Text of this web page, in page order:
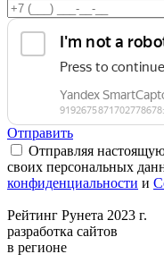
Отправить
Отправляя
своих персональных
конфиденциальности и
Рейтинг Рунета 2023 г.
разработка сайтов
в регионе